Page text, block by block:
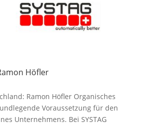
Höfler
Ramon Höfler Organisches
Voraussetzung für den
Unternehmens. Bei SYSTAG